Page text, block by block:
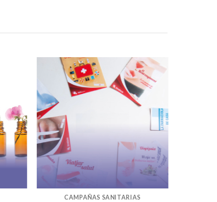
CAMPAÑAS SANITARIAS